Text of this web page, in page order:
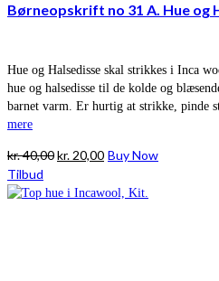
Børneopskrift no 31 A. Hue og
Hue og Halsedisse skal strikkes i Inca
hue og halsedisse til de kolde og
barnet varm. Er hurtig at strikke, pinde
mere
kr.40,00Den
pris
kr. 20,00Den
pris
Buy Now
Tilbud